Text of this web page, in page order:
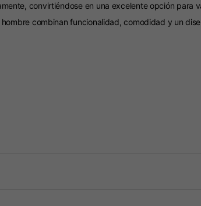
convirtiéndose en una excelente opción para
combinan funcionalidad, comodidad y un